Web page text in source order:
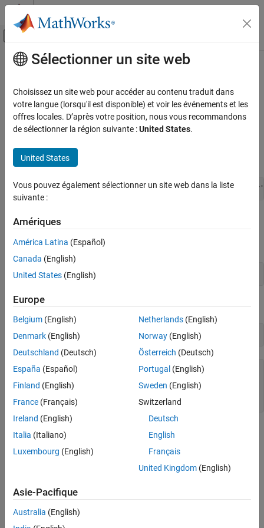
Passer au contenu
Activer/désactiver l'affichage du menu
Accueil de la documentation
External Language Interfaces
Python with MATLAB
Call Python from MATLAB
Pass Python Function to Python map
Function
Teaching Resources
Contenu principal
Pass
Function
This example shows how to display the length of each word in a
list.
Create a list of days of the work week.
days = py.list({'Monday','Tuesday', 'Wednesday' ,'Thursday'
Display the length of each word by applying the Python
function to thepy.mapfunction. To indicate thatpy.lenis a
function, use the MATLAB
py.map(@py.len,days)
Python returns a
py.list(py.map(@py.len,days))
ans =
  Python list with values:
    [6, 7, 9, 8, 6]
Teaching Resources
python.org map function
Sélectionner un site web
Choisissez un site web pour accéder au contenu traduit dans
votre langue (lorsqu'il est disponible) et voir les événements et les
offres locales. D’après votre position, nous vous recommandons
de sélectionner la région suivante :United States.
United States
Vous pouvez également sélectionner un site web dans la liste
suivante :
Amériques
América Latina (Español)
Canada (English)
United States (English)
Europe
Belgium (English)
Denmark (English)
Deutschland (Deutsch)
España (Español)
Finland (English)
France (Français)
Ireland (English)
Italia (Italiano)
Luxembourg (English)
Netherlands(English)
Norway(English)
Österreich (Deutsch)
Portugal (English)
Sweden (English)
Switzerland
Deutsch
English
Français
United Kingdom(English)
Asie-Pacifique
Australia (English)